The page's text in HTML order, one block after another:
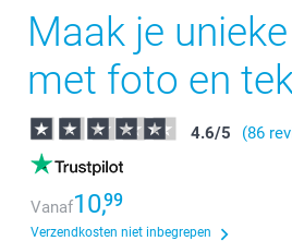
Maak je
met foto en
4.6/5 (86
Vanaf10,99
Verzendkosten niet inbegrepen